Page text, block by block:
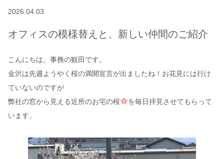
2026.04.03
オフィスの模様替えと、新しい仲間のご紹介
こんにちは。事務の観田です。
金沢は先週ようやく桜の満開宣言が出ましたね！お花見には行け
ていないのですが
弊社の窓から見える近所のお宅の桜
を毎日拝見させてもらって
います。